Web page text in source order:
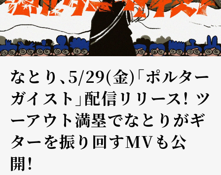
なとり、5/29(金)「ポルター
ガイスト」配信リリース！ ツ
ーアウト満塁でなとりがギ
ターを振り回すMVも公
開！